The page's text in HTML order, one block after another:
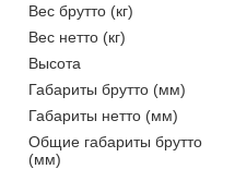
Вес брутто (кг)
Вес нетто (кг)
Высота
Габариты брутто (мм)
Габариты нетто (мм)
Общие габариты брутто
(мм)